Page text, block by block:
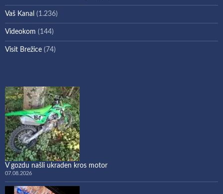
Vaš Kanal (1.236)
Videokom (144)
Visit Brežice (74)
V gozdu našli ukraden kros motor
07.08.2026